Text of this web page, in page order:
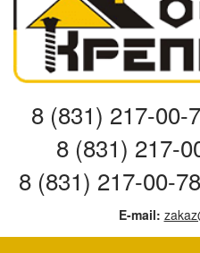
8 (831) 217-00-
8 (831) 217-
8 (831) 217-00-78
E-mail: